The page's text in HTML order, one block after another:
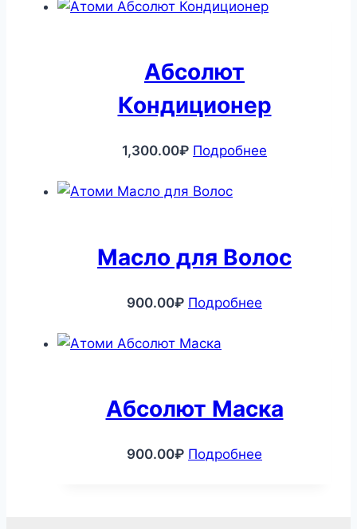
Абсолют
Кондиционер
1,300.00₽ Подробнее
Масло для Волос
900.00₽ Подробнее
Абсолют Маска
900.00₽ Подробнее